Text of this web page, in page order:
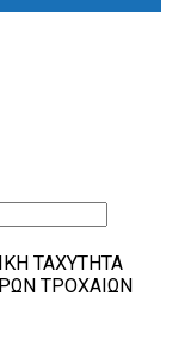
ΤΑΧΎΤΗΤΑ
ΤΡΟΧΑΊΩΝ